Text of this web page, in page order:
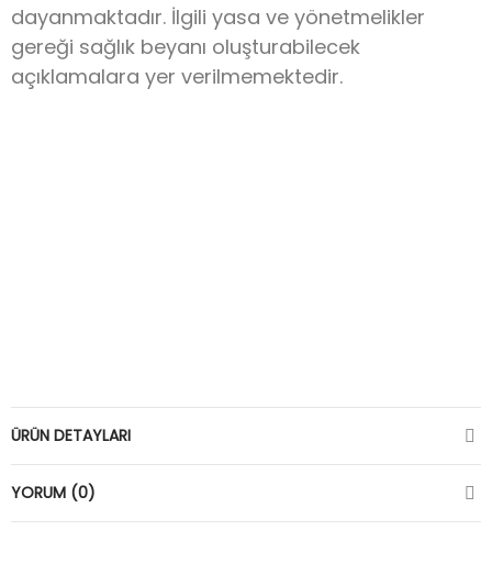
dayanmaktadır. İlgili yasa ve yönetmelikler
gereği sağlık beyanı oluşturabilecek
açıklamalara yer verilmemektedir.
ÜRÜN DETAYLARI
YORUM (0)